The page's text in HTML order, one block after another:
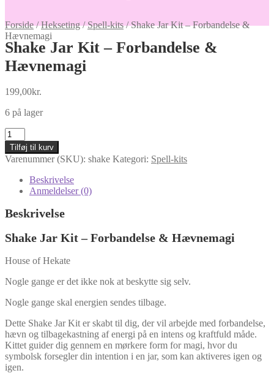
Forside/Hekseting/Spell-kits/Shake Jar Kit – Forbandelse &
Hævnemagi
Shake Jar Kit – Forbandelse &
Hævnemagi
199,00kr.
6 på lager
Shake
Jar
Kit
–
Forbandelse
Hævnemagi
antal
Tilføj til kurv
Varenummer (SKU): shake Kategori: Spell-kits
Beskrivelse
Anmeldelser (0)
Beskrivelse
Shake Jar Kit – Forbandelse & Hævnemagi
House of Hekate
Nogle gange er det ikke nok at beskytte sig selv.
Nogle gange skal energien sendes tilbage.
Dette Shake Jar Kit er skabt til dig, der vil arbejde med forbandelse,
hævn og tilbagekastning af energi på en intens og kraftfuld måde.
Kittet guider dig gennem en mørkere form for magi, hvor du
symbolsk forsegler din intention i en jar, som kan aktiveres igen og
igen.